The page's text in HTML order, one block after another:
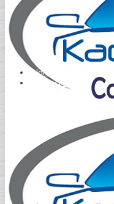
Home
Contact Us